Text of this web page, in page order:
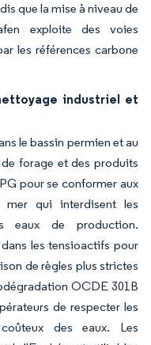
que la mise à niveau de
exploite des voies
les références carbone
industriel et
le bassin permien et au
forage et des produits
pour se conformer aux
mer qui interdisent les
eaux de production.
les tensioactifs pour
de règles plus strictes
OCDE 301B
de respecter les
des eaux. Les